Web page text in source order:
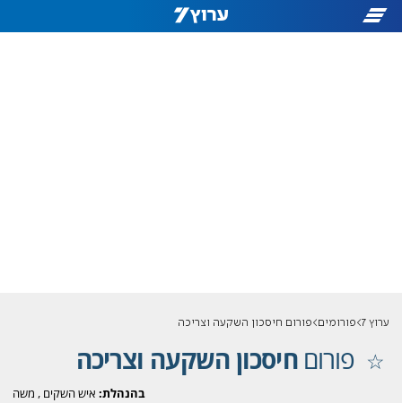
ערוץ 7 פורומים פורום חיסכון השקעה וצריכה
פורוםחיסכון השקעה וצריכה
בהנהלת: איש השקים , משה